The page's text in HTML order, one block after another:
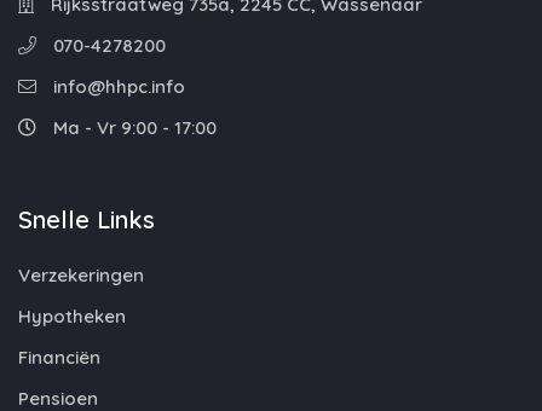
070-4278200
info@hhpc.info
Ma - Vr 9:00 - 17:00
Snelle Links
Verzekeringen
Hypotheken
Financiën
Pensioen